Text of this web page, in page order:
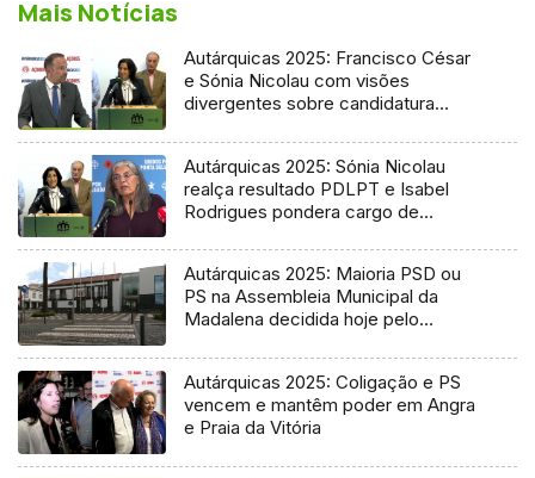
Mais Notícias
Autárquicas 2025: Francisco César
e Sónia Nicolau com visões
divergentes sobre candidatura
Autárquicas 2025: Sónia Nicolau
realça resultado PDLPT e Isabel
Rodrigues pondera cargo de
Autárquicas 2025: Maioria PSD ou
PS na Assembleia Municipal da
Madalena decidida hoje pelo
Autárquicas 2025: Coligação e PS
vencem e mantêm poder em Angra
e Praia da Vitória